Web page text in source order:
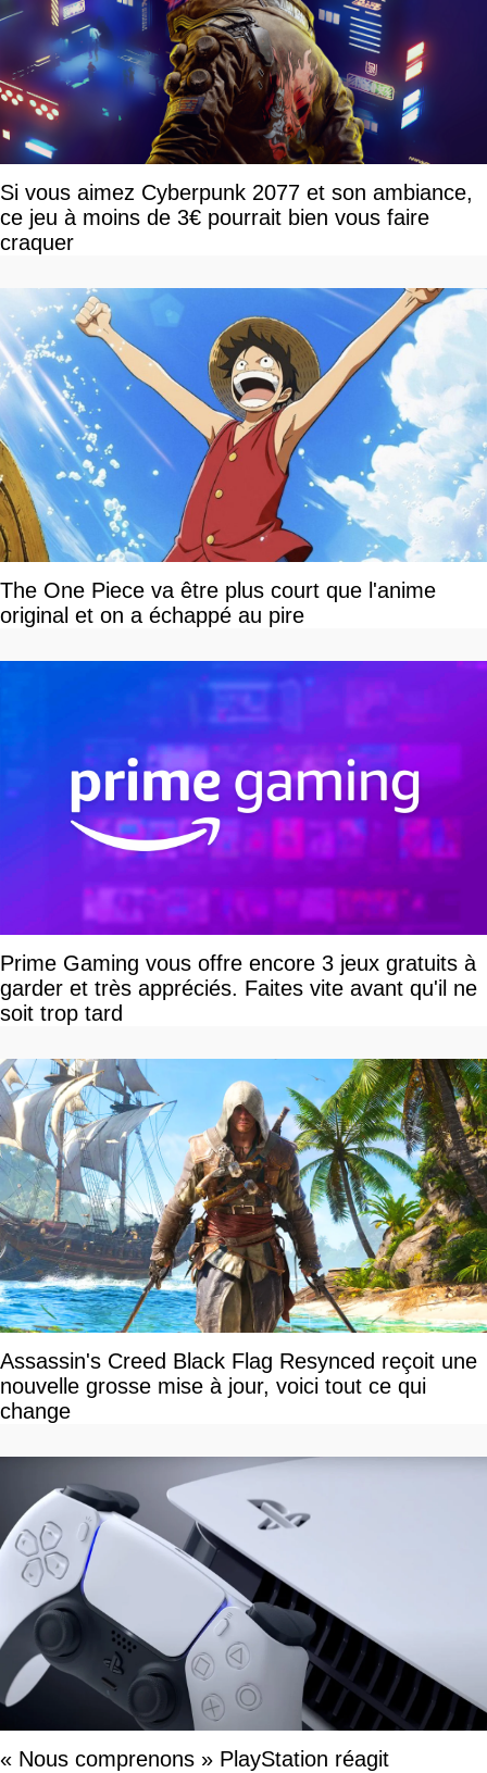
Si vous aimez Cyberpunk 2077 et son ambiance,
ce jeu à moins de 3€ pourrait bien vous faire
craquer
The One Piece va être plus court que l'anime
original et on a échappé au pire
Prime Gaming vous offre encore 3 jeux gratuits à
garder et très appréciés. Faites vite avant qu'il ne
soit trop tard
Assassin's Creed Black Flag Resynced reçoit une
nouvelle grosse mise à jour, voici tout ce qui
change
« Nous comprenons » PlayStation réagit